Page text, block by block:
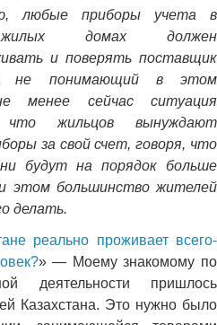
любые приборы учета в
жилых домах должен
и поверять поставщик
не понимающий в этом
менее сейчас ситуация
что жильцов вынуждают
за свой счет, говоря, что
будут на порядок больше
этом большинство жителей
делать.
реально проживает всего-
» — Моему знакомому по
деятельности пришлось
Казахстана. Это нужно было